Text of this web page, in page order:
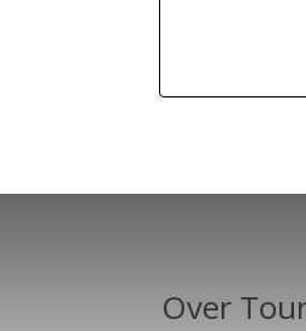
Over